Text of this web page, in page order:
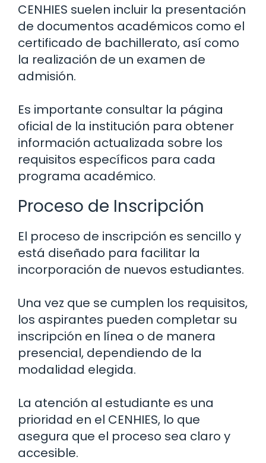
CENHIES suelen incluir la presentación
de documentos académicos como el
certificado de bachillerato, así como
la realización de un examen de
admisión.
Es importante consultar la página
oficial de la institución para obtener
información actualizada sobre los
requisitos específicos para cada
programa académico.
Proceso de Inscripción
El proceso de inscripción es sencillo y
está diseñado para facilitar la
incorporación de nuevos estudiantes.
Una vez que se cumplen los requisitos,
los aspirantes pueden completar su
inscripción en línea o de manera
presencial, dependiendo de la
modalidad elegida.
La atención al estudiante es una
prioridad en el CENHIES, lo que
asegura que el proceso sea claro y
accesible.